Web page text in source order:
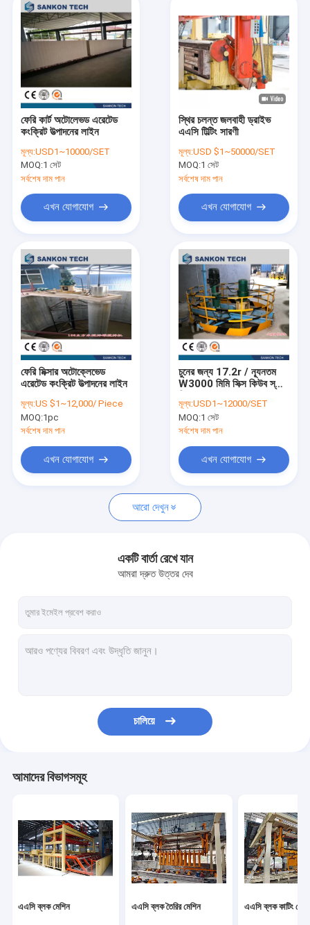
ফেরি কার্ট অটোলেভড এরেটেড
কংক্রিট উত্পাদনের লাইন
মূল্য:USD1~10000/SET
MOQ:1 সেট
সর্বশেষ দাম পান
এখন যোগাযোগ
স্থির চলন্ত জলবাহী ড্রাইভ
এএসি টিল্টিং সারণী
মূল্য:USD $1~50000/SET
MOQ:1 সেট
সর্বশেষ দাম পান
এখন যোগাযোগ
ফেরি মিক্সার অটোক্লেভেড
এরেটেড কংক্রিট উত্পাদনের লাইন
মূল্য:US $1~12,000/ Piece
MOQ:1pc
সর্বশেষ দাম পান
এখন যোগাযোগ
চুনের জন্য 17.2r / ন্যূনতম
W3000 মিমি সিক্স কিউব স্লারি
মূল্য:USD1~12000/SET
MOQ:1 সেট
সর্বশেষ দাম পান
এখন যোগাযোগ
আরো দেখুন
একটি বার্তা রেখে যান
আমরা দ্রুত উত্তর দেব
চালিয়ে
আমাদের বিভাগসমূহ
এএসি ব্লক মেশিন এএসি ব্লক তৈরির মেশিন এএসি ব্লক কাটিং